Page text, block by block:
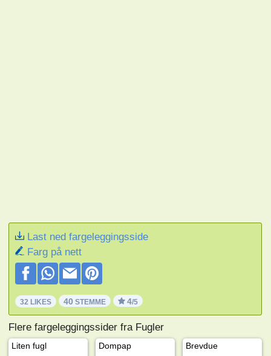
Last ned fargeleggingsside
Farg på nett
32 LIKES 40 STEMME 4/5
Flere fargeleggingssider fra Fugler
Liten fugl Dompap Brevdue